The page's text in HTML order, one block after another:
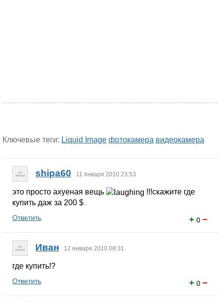
Ключевые теги: Liquid Image фотокамера видеокамера
shipa60 11 января 2010 23:53
это просто ахуеная вещь
!!!скажите где
купить даж за 200 $
+ 0 −
Ответить
Иван 12 января 2010 08:31
где купить!?
+ 0 −
Ответить